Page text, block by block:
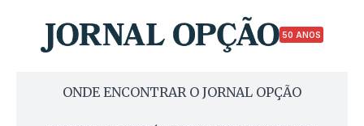
50 ANOS
ONDE ENCONTRAR O JORNAL OPÇÃO